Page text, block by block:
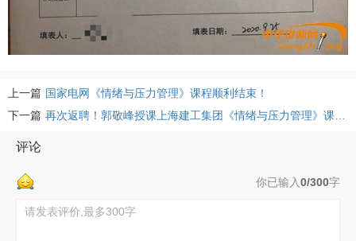
上一篇 国家电网《情绪与压力管理》课程顺利结束！
下一篇
再次返聘！郭敬峰授课上海建工集团《情绪与压力管理》课程回顾！
评论
你已输入0/300字